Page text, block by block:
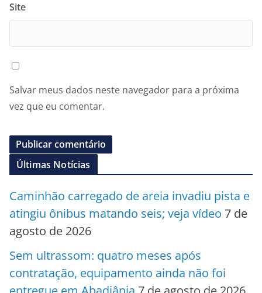
Site
Salvar meus dados neste navegador para a próxima
vez que eu comentar.
Últimas Notícias
Caminhão carregado de areia invadiu pista e
atingiu ônibus matando seis; veja vídeo 7 de
agosto de 2026
Sem ultrassom: quatro meses após
contratação, equipamento ainda não foi